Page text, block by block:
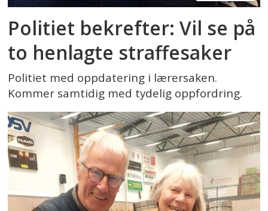
Politiet bekrefter: Vil se på
to henlagte straffesaker
Politiet med oppdatering i lærersaken.
Kommer samtidig med tydelig oppfordring.